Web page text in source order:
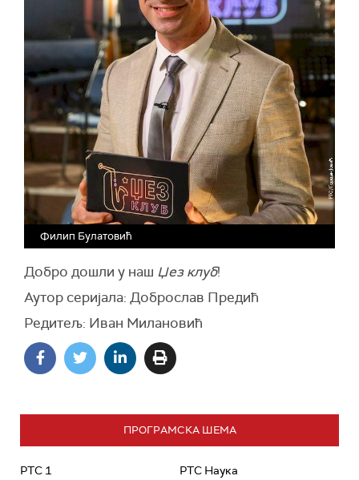
Филип Булатовић
Добро дошли у наш Џез клуб!
Аутор серијала: Доброслав Предић
Редитељ: Иван Милановић
ПРОГРАМСКА ШЕМА
РТС 1 РТС Наука